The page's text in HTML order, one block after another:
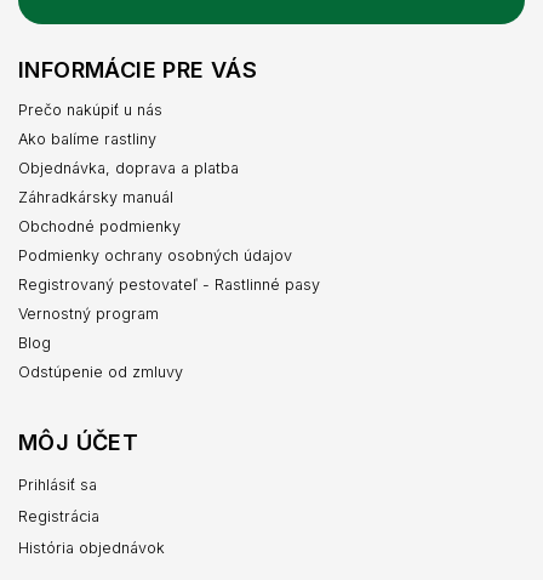
INFORMÁCIE PRE VÁS
Prečo nakúpiť u nás
Ako balíme rastliny
Objednávka, doprava a platba
Záhradkársky manuál
Obchodné podmienky
Podmienky ochrany osobných údajov
Registrovaný pestovateľ - Rastlinné pasy
Vernostný program
Blog
Odstúpenie od zmluvy
MÔJ ÚČET
Prihlásiť sa
Registrácia
História objednávok